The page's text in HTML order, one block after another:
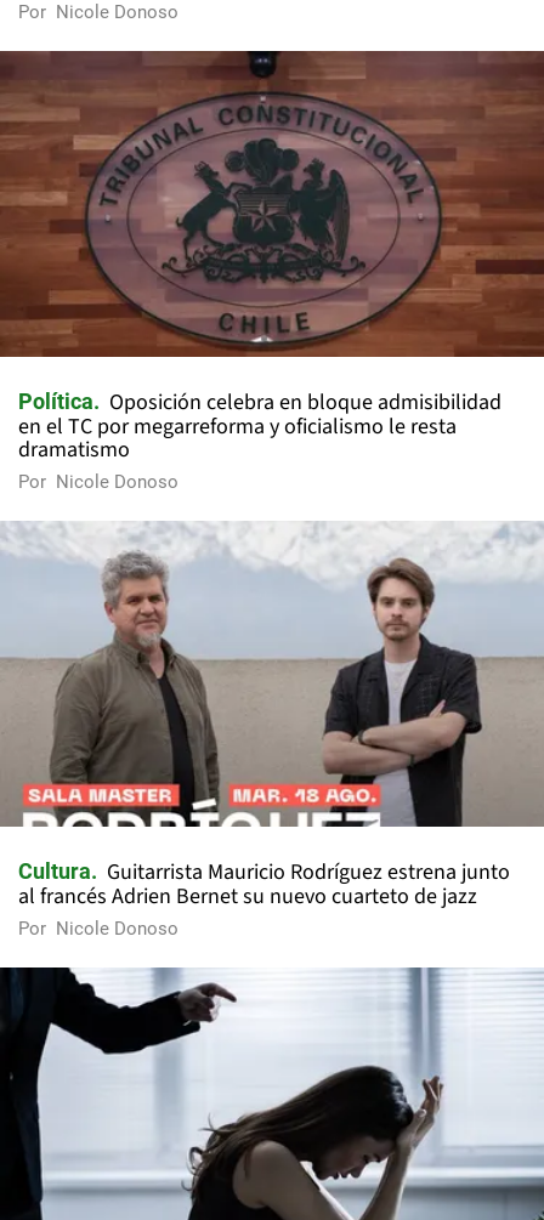
Por Nicole Donoso
Política
Oposición celebra en bloque admisibilidad
en el TC por megarreforma y oficialismo le resta
dramatismo
Por Nicole Donoso
Cultura
Guitarrista Mauricio Rodríguez estrena junto
al francés Adrien Bernet su nuevo cuarteto de jazz
Por Nicole Donoso